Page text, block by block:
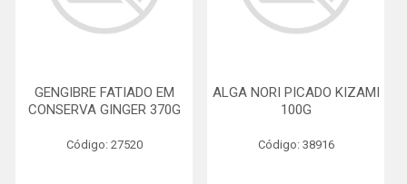
GENGIBRE FATIADO EM
CONSERVA GINGER 370G
Código: 27520
ALGA NORI PICADO KIZAMI
100G
Código: 38916